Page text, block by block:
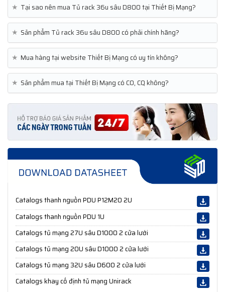
★ Tại sao nên mua Tủ rack 36u sâu D800 tại Thiết Bị Mạng?
★ Sản phẩm Tủ rack 36u sâu D800 có phải chính hãng?
★ Mua hàng tại website Thiết Bị Mạng có uy tín không?
★ Sản phẩm mua tại Thiết Bị Mạng có CO, CQ không?
Catalogs thanh nguồn PDU P12M20 2U
Catalogs thanh nguồn PDU 1U
Catalogs tủ mạng 27U sâu D1000 2 cửa lưới
Catalogs tủ mạng 20U sâu D1000 2 cửa lưới
Catalogs tủ mạng 32U sâu D600 2 cửa lưới
Catalogs khay cố định tủ mạng Unirack